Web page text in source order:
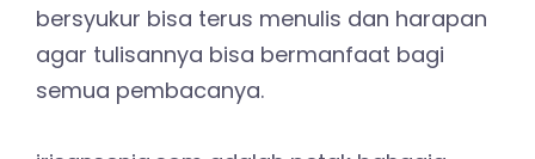
bersyukur bisa terus menulis dan harapan
agar tulisannya bisa bermanfaat bagi
semua pembacanya.